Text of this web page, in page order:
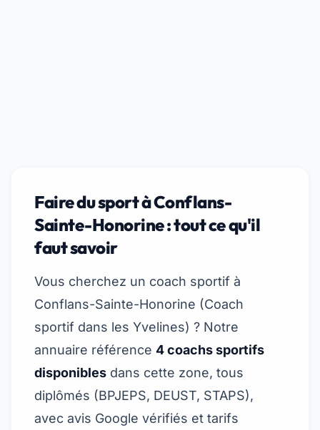
Faire du sport à Conflans-
Sainte-Honorine : tout ce qu'il
faut savoir
Vous cherchez un coach sportif à
Conflans-Sainte-Honorine (Coach
sportif dans les Yvelines) ? Notre
annuaire référence 4 coachs sportifs
disponibles dans cette zone, tous
diplômés (BPJEPS, DEUST, STAPS),
avec avis Google vérifiés et tarifs